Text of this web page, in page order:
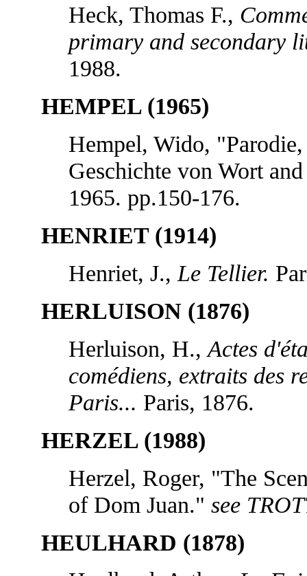
Heck, Thomas F.,
primary and secondary
1988.
HEMPEL (1965)
Hempel, Wido,
Geschichte von Wort
1965. pp.150-176.
HENRIET (1914)
Henriet, J., Le Tellier.
HERLUISON (1876)
Herluison, H.,Actes
comédiens, extraits des
Paris... Paris, 1876.
HERZEL (1988)
Herzel, Roger, "The
of Dom Juan." see
HEULHARD (1878)